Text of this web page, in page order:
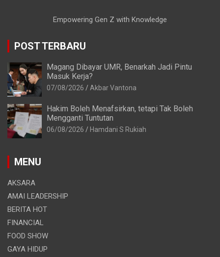
Empowering Gen Z with Knowledge
POST TERBARU
Magang Dibayar UMR, Benarkah Jadi Pintu
Masuk Kerja?
07/08/2026 Akbar Vantona
Hakim Boleh Menafsirkan, tetapi Tak Boleh
Mengganti Tuntutan
06/08/2026 Hamdani S Rukiah
MENU
AKSARA
AMAI LEADERSHIP
BERITA HOT
FINANCIAL
FOOD SHOW
GAYA HIDUP